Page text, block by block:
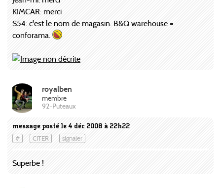
KIMCAR: merci
S54: c'est le nom de magasin. B&Q warehouse =
conforama.
message posté le 4 déc 2008 à 22h22
# CITER signaler
royalben
membre
92-Puteaux
Superbe !